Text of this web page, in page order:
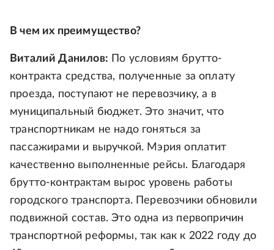
В чем их преимущество?
Виталий Данилов: По условиям брутто-
контракта средства, полученные за оплату
проезда, поступают не перевозчику, а в
муниципальный бюджет. Это значит, что
транспортникам не надо гоняться за
пассажирами и выручкой. Мэрия оплатит
качественно выполненные рейсы. Благодаря
брутто-контрактам вырос уровень работы
городского транспорта. Перевозчики обновили
подвижной состав. Это одна из первопричин
транспортной реформы, так как к 2022 году до